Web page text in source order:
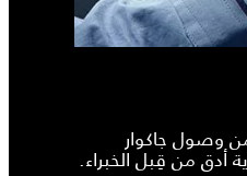
وصول جاكوار
أدق من قِبل الخبراء.